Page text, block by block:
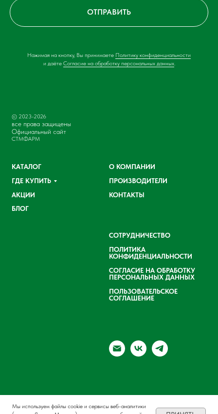
Мы используем файлы cookie и сервисы веб-аналитики
ОТПРАВИТЬ
Нажимая на кнопку, Вы принимаете Политику конфиденциальности
и даёте Согласие на обработку персональных данных.
© 2023-2026
все права защищены
Официальный сайт
СТМФАРМ
КАТАЛОГ
ГДЕ КУПИТЬ
АКЦИИ
БЛОГ
О КОМПАНИИ
ПРОИЗВОДИТЕЛИ
КОНТАКТЫ
СОТРУДНИЧЕСТВО
ПОЛИТИКА
КОНФИДЕНЦИАЛЬНОСТИ
СОГЛАСИЕ НА ОБРАБОТКУ
ПЕРСОНАЛЬНЫХ ДАННЫХ
ПОЛЬЗОВАТЕЛЬСКОЕ
СОГЛАШЕНИЕ